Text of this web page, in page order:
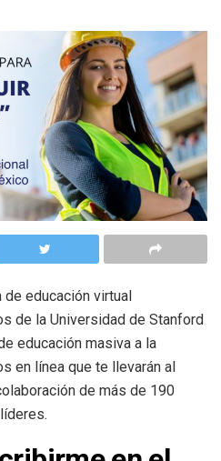
de educación virtual
de la Universidad de Stanford
educación masiva a la
en línea que te llevarán al
de más de 190